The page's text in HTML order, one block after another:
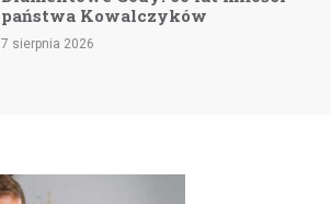
państwa Kowalczyków
7 sierpnia 2026